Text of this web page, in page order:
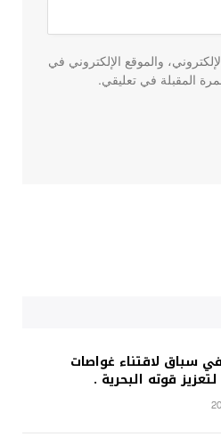
والموقع الإلكتروني في
المقبلة في تعليقي.
سباق لاقتناء غواصات
قوته البحرية .